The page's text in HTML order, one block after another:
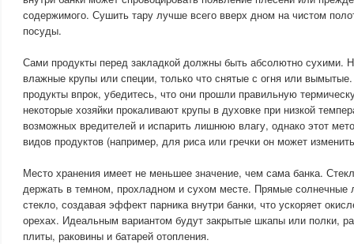
содержимого. Сушить тару лучше всего вверх дном на чистом
посуды.
Сами продукты перед закладкой должны быть абсолютно сухими.
влажные крупы или специи, только что снятые с огня или
продукты впрок, убедитесь, что они прошли правильную
некоторые хозяйки прокаливают крупы в духовке при низкой
возможных вредителей и испарить лишнюю влагу, однако этот
видов продуктов (например, для риса или гречки он может
Место хранения имеет не меньшее значение, чем сама банка.
держать в темном, прохладном и сухом месте. Прямые солнечные
стекло, создавая эффект парника внутри банки, что ускоряет
орехах. Идеальным вариантом будут закрытые шкапы или полки,
плиты, раковины и батарей отопления.